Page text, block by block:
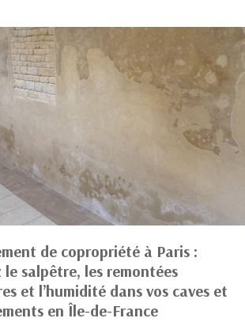
de copropriété à Paris :
le salpêtre, les remontées
et l’humidité dans vos caves et
en Île-de-France